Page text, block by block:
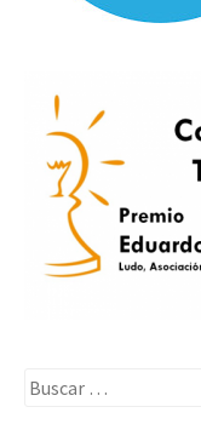
Buscar: